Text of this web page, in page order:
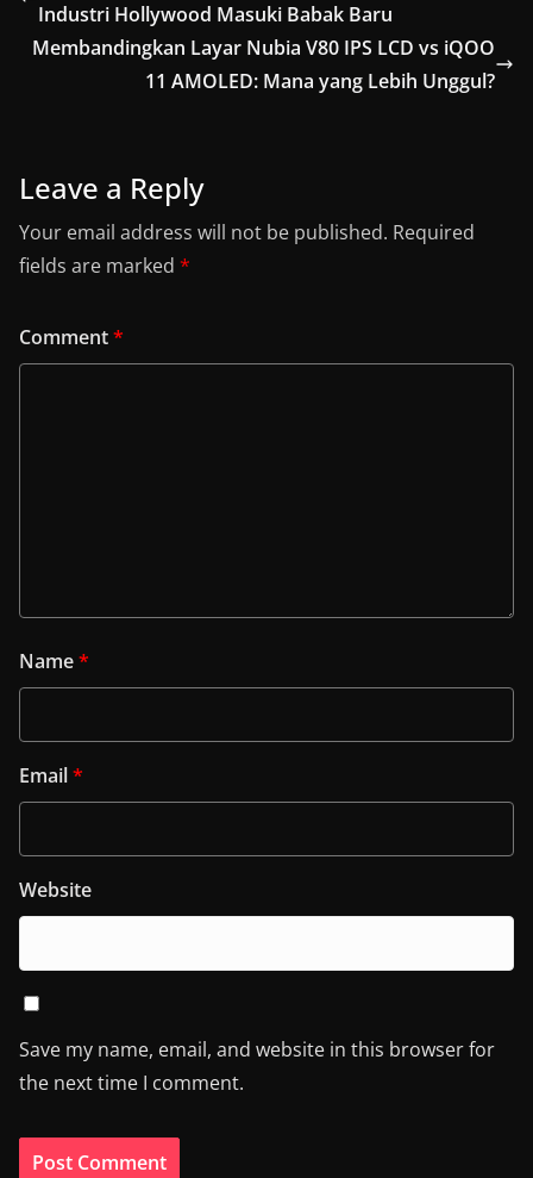
Industri Hollywood Masuki Babak Baru
Membandingkan Layar Nubia V80 IPS LCD vs iQOO
11 AMOLED: Mana yang Lebih Unggul?
Leave a Reply
Your email address will not be published. Required
fields are marked *
Comment*
Name*
Email*
Website
Save my name, email, and website in this browser for
the next time I comment.